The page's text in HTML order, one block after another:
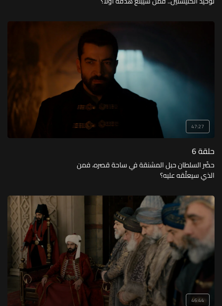
47:27
حلقة 6
حضّر السلطان حبل المشنقة في ساحة قصره، فمن
الذي سيعلَّقه عليه؟
46:44